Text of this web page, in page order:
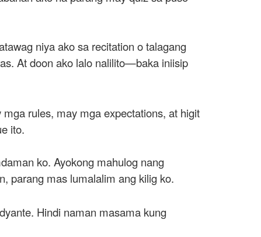
niya ako sa recitation o talagang
At doon ako lalo nalilito—baka iniisip
rules, may mga expectations, at higit
ito.
ko. Ayokong mahulog nang
parang mas lumalalim ang kilig ko.
Hindi naman masama kung